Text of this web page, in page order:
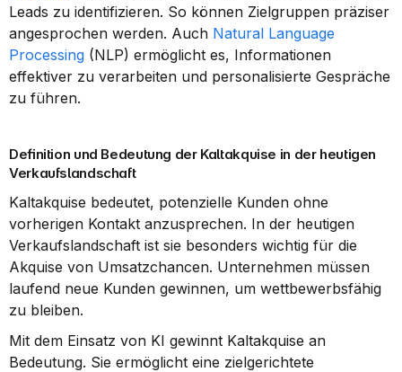
Leads zu identifizieren. So können Zielgruppen präziser
angesprochen werden. Auch Natural Language
Processing (NLP) ermöglicht es, Informationen
effektiver zu verarbeiten und personalisierte Gespräche
zu führen.
Definition und Bedeutung der Kaltakquise in der heutigen
Verkaufslandschaft
Kaltakquise bedeutet, potenzielle Kunden ohne
vorherigen Kontakt anzusprechen. In der heutigen
Verkaufslandschaft ist sie besonders wichtig für die
Akquise von Umsatzchancen. Unternehmen müssen
laufend neue Kunden gewinnen, um wettbewerbsfähig
zu bleiben.
Mit dem Einsatz von KI gewinnt Kaltakquise an
Bedeutung. Sie ermöglicht eine zielgerichtete